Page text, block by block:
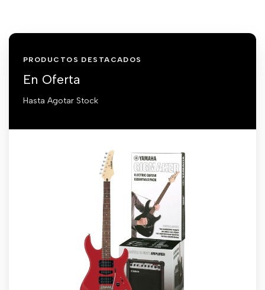
PRODUCTOS DESTACADOS
En Oferta
Hasta Agotar Stock